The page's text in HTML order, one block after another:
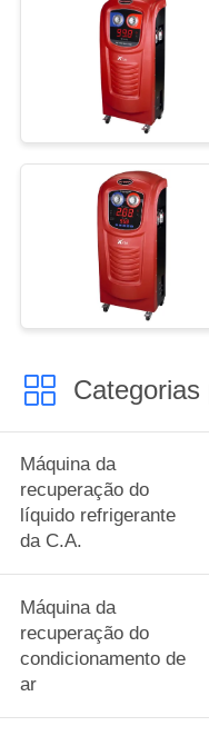
Categorias
Máquina da
recuperação do
líquido refrigerante
da C.A.
Máquina da
recuperação do
condicionamento de
ar